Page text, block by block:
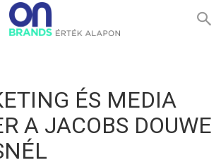
ÉS MEDIA
A JACOBS DOUWE